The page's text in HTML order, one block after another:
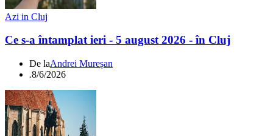
Azi in Cluj
Ce s-a întamplat ieri - 5 august 2026 - în Cluj
De laAndrei Mureșan
.8/6/2026